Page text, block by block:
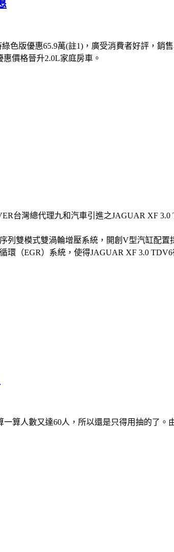
版優惠65.9萬(註1)，廣受消費者好評，銷
價格晉升2.0L家庭房車。
台灣總代理九和汽車引進之JAGUAR XF
雙模式雙渦輪增壓系統，開創V型汽缸配
（EGR）系統，使得JAGUAR XF 3.0
一算人數又達60人，所以還是只得用抽的了